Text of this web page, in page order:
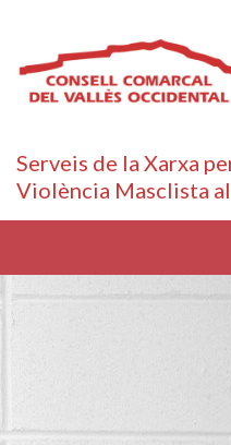
Serveis de la Xarxa
Violència Masclista